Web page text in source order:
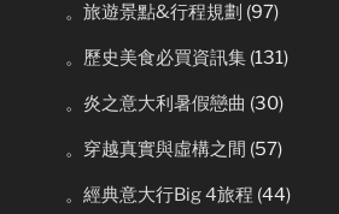
。旅遊景點&行程規劃 (97)
。歷史美食必買資訊集 (131)
。炎之意大利暑假戀曲 (30)
。穿越真實與虛構之間 (57)
。經典意大行Big 4旅程 (44)